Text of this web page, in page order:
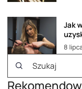
Jak
8